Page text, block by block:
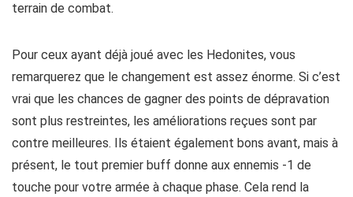
terrain de combat.
Pour ceux ayant déjà joué avec les Hedonites, vous
remarquerez que le changement est assez énorme. Si c’est
vrai que les chances de gagner des points de dépravation
sont plus restreintes, les améliorations reçues sont par
contre meilleures. Ils étaient également bons avant, mais à
présent, le tout premier buff donne aux ennemis -1 de
touche pour votre armée à chaque phase. Cela rend la